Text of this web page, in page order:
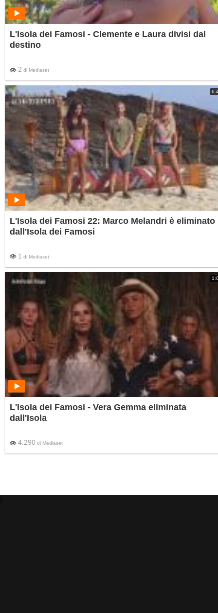
L'Isola dei Famosi - Clemente e Laura divisi dal
destino
2 di Mediaset
L'Isola dei Famosi 22: Marco Melandri è eliminato
dall'Isola dei Famosi
1 di Mediaset
L'Isola dei Famosi - Vera Gemma eliminata
dall'Isola
4.290 di Mediaset